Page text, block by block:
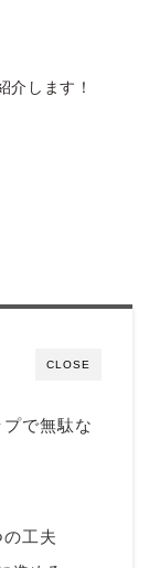
介します！
CLOSE
で無駄な
の工夫